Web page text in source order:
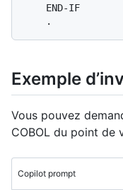
Exemple
Vous pouvez
COBOL du point de
Copilot prompt